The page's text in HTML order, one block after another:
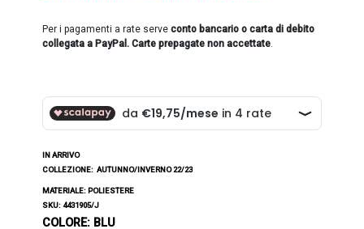
Per i pagamenti a rate serveconto bancario o carta di debito
collegata a PayPal. Carte prepagate non accettate.
IN ARRIVO
COLLEZIONE: AUTUNNO/INVERNO 22/23
MATERIALE: POLIESTERE
SKU: 4431905/J
COLORE: BLU